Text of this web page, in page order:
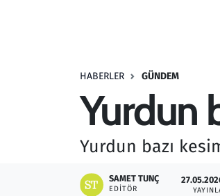
HABERLER GÜNDEM
Yurdun
Yurdun bazı
SAMET TUNÇ
EDITÖR
Savunma Sanayi
Seçim 2023